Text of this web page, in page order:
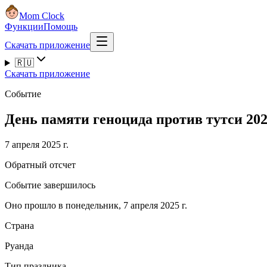
Mom Clock
ФункцииПомощь
Скачать приложение
🇷🇺
Скачать приложение
Событие
День памяти геноцида против тутси
7 апреля 2025 г.
Обратный отсчет
Событие завершилось
Оно прошло в понедельник, 7 апреля 2025 г.
Страна
Руанда